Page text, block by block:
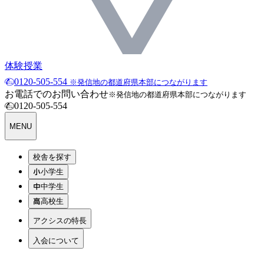
体験授業
0120-505-554 ※発信地の都道府県本部につながります
お電話でのお問い合わせ※発信地の都道府県本部につながります
0120-505-554
MENU
校舎を探す
小学生
中学生
高校生
アクシスの特長
入会について